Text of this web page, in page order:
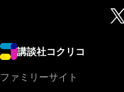
講談社コクリコ
ファミリーサイト